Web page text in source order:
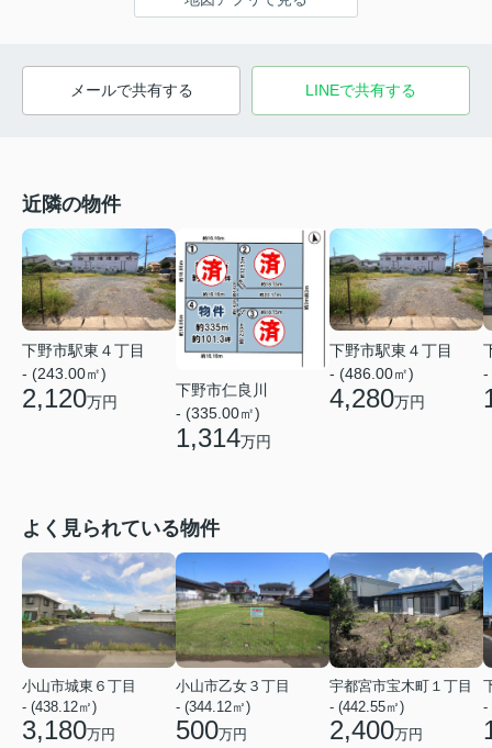
メールで共有する LINEで共有する
近隣の物件
下野市駅東４丁目
- (243.00㎡)
2,120万円
下野市仁良川
- (335.00㎡)
1,314万円
下野市駅東４丁目
- (486.00㎡)
4,280万円
-
よく見られている物件
小山市城東６丁目
- (438.12㎡)
3,180万円
小山市乙女３丁目
- (344.12㎡)
500万円
宇都宮市宝木町１丁目
- (442.55㎡)
2,400万円
-